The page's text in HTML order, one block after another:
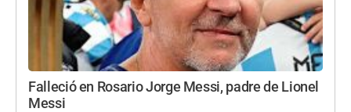
Falleció en Rosario Jorge Messi, padre de Lionel
Messi